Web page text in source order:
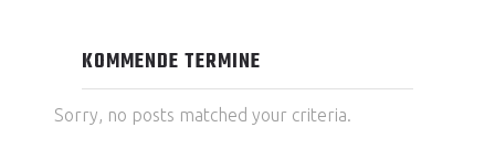
KOMMENDE TERMINE
Sorry, no posts matched your criteria.